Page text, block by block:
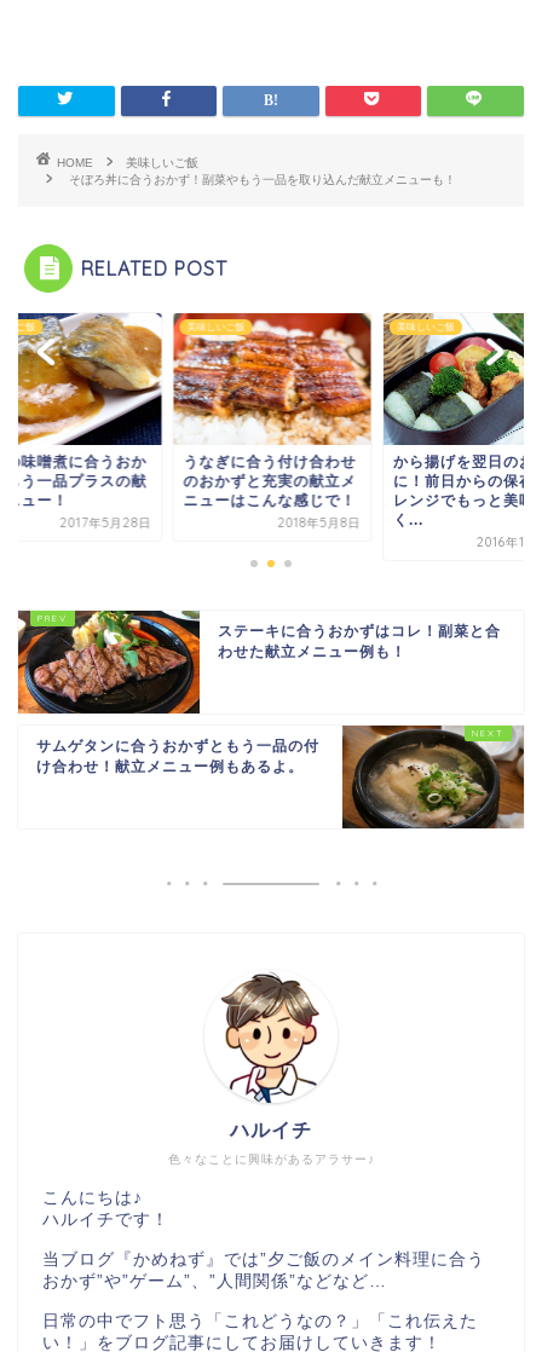
HOME
美味しいご飯
そぼろ丼に合うおかず！副菜やもう一品を取り込んだ献立メニューも！
RELATED POST
いご飯
の味噌煮に合うおか
もう一品プラスの献
ニュー！
2017年5月28日
美味しいご飯
うなぎに合う付け合わせ
のおかずと充実の献立メ
ニューはこんな感じで！
2018年5月8日
美味しいご飯
から揚げを翌日のお
に！前日からの保存
レンジでもっと美味
く...
2016年11
ステーキに合うおかずはコレ！副菜と合
わせた献立メニュー例も！
サムゲタンに合うおかずともう一品の付
け合わせ！献立メニュー例もあるよ。
色々なことに興味があるアラサー♪
ハルイチ
こんにちは♪
ハルイチです！
当ブログ『かめねず』では”夕ご飯のメイン料理に合う
おかず”や”ゲーム”、”人間関係”などなど…
日常の中でフト思う「これどうなの？」「これ伝えた
い！」をブログ記事にしてお届けしていきます！